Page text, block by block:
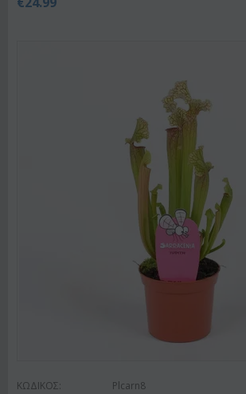
ΚΩΔΙΚΟΣ: Plcarn8